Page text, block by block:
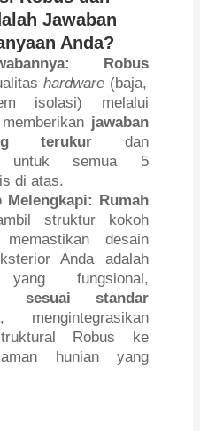
Jawaban
Anda?
Robus
hardware (baja,
isolasi) melalui
jawaban
terukur dan
untuk semua 5
di atas.
Melengkapi: Rumah
struktur kokoh
desain
Anda adalah
fungsional,
sesuai standar
, mengintegrasikan
Robus ke
hunian yang